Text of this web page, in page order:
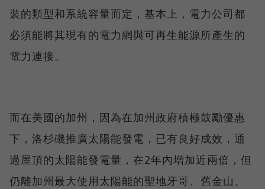
裝的類型和系統容量而定，基本上，電力公司都
必須能將其現有的電力網與可再生能源所產生的
電力連接。
而在美國的加州，因為在加州政府積極鼓勵優惠
下，洛杉磯推廣太陽能發電，已有良好成效，通
過屋頂的太陽能發電量，在2年內增加近兩倍，但
仍離加州最大使用太陽能的聖地牙哥、舊金山、